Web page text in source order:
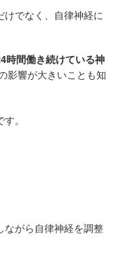
でなく、自律神経に
時間働き続けている神
響が大きいことも知
。
ながら自律神経を調整